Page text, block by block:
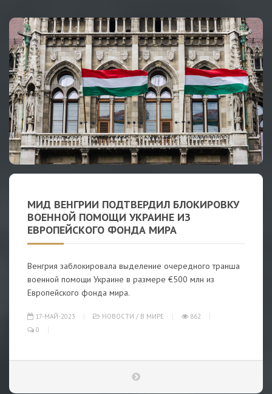
МИД ВЕНГРИИ ПОДТВЕРДИЛ БЛОКИРОВКУ
ВОЕННОЙ ПОМОЩИ УКРАИНЕ ИЗ
ЕВРОПЕЙСКОГО ФОНДА МИРА
Венгрия заблокировала выделение очередного транша
военной помощи Украине в размере €500 млн из
Европейского фонда мира.
17-МАЙ-2023 НОВОСТИ / В МИРЕ
862
0